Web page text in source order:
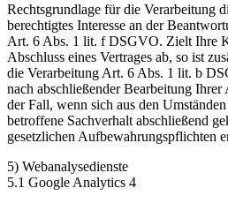
Rechtsgrundlage für die Verarbeitung
berechtigtes Interesse an der
Art. 6 Abs. 1 lit. f DSGVO. Zielt Ihre
Abschluss eines Vertrages ab, so ist
die Verarbeitung Art. 6 Abs. 1 lit. b
nach abschließender Bearbeitung
der Fall, wenn sich aus den
betroffene Sachverhalt abschließend
gesetzlichen Aufbewahrungspflichten
5) Webanalysedienste
5.1 Google Analytics 4